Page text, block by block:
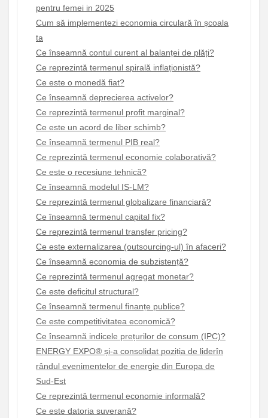
pentru femei in 2025
Cum să implementezi economia circulară în școala
ta
Ce înseamnă contul curent al balanței de plăți?
Ce reprezintă termenul spirală inflaționistă?
Ce este o monedă fiat?
Ce înseamnă deprecierea activelor?
Ce reprezintă termenul profit marginal?
Ce este un acord de liber schimb?
Ce înseamnă termenul PIB real?
Ce reprezintă termenul economie colaborativă?
Ce este o recesiune tehnică?
Ce înseamnă modelul IS-LM?
Ce reprezintă termenul globalizare financiară?
Ce înseamnă termenul capital fix?
Ce reprezintă termenul transfer pricing?
Ce este externalizarea (outsourcing-ul) în afaceri?
Ce înseamnă economia de subzistență?
Ce reprezintă termenul agregat monetar?
Ce este deficitul structural?
Ce înseamnă termenul finanțe publice?
Ce este competitivitatea economică?
Ce înseamnă indicele prețurilor de consum (IPC)?
ENERGY EXPO® și-a consolidat poziția de liderîn
rândul evenimentelor de energie din Europa de
Sud-Est
Ce reprezintă termenul economie informală?
Ce este datoria suverană?